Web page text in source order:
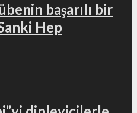
başarılı bir
Hep